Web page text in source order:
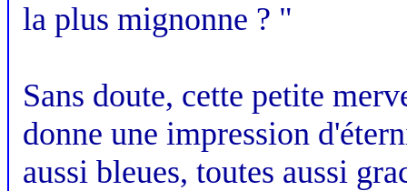
la plus mignonne ? "
Sans doute, cette petite
donne une impression
aussi bleues, toutes aussi